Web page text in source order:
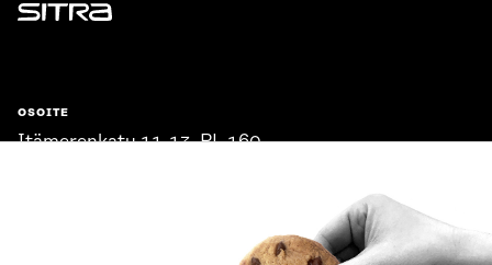
Sitra
OSOITE
Itämerenkatu 11-13, PL 160,